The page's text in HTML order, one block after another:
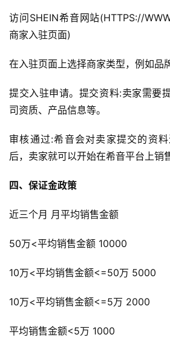
社
媒
销
跨
境
航
访问SHEIN希音网站(HTTPS://
商家入驻页面)
在入驻页面上选择商家类型，例如品
提交入驻申请。提交资料:卖家需要
司资质、产品信息等。
审核通过:希音会对卖家提交的资
后，卖家就可以开始在希音平台上销
四、保证金政策
近三个月 月平均销售金额
50万<平均销售金额 10000
10万<平均销售金额<=50万 5000
10万<平均销售金额<=5万 2000
平均销售金额<5万 1000